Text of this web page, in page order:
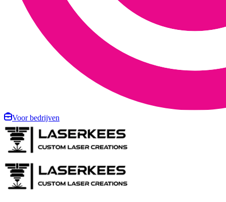
Voor bedrijven